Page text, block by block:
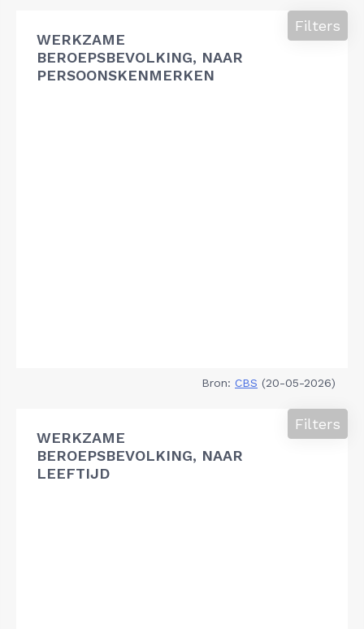
WERKZAME
BEROEPSBEVOLKING, NAAR
PERSOONSKENMERKEN
Filters
Bron: CBS (20-05-2026)
WERKZAME
BEROEPSBEVOLKING, NAAR
LEEFTIJD
Filters